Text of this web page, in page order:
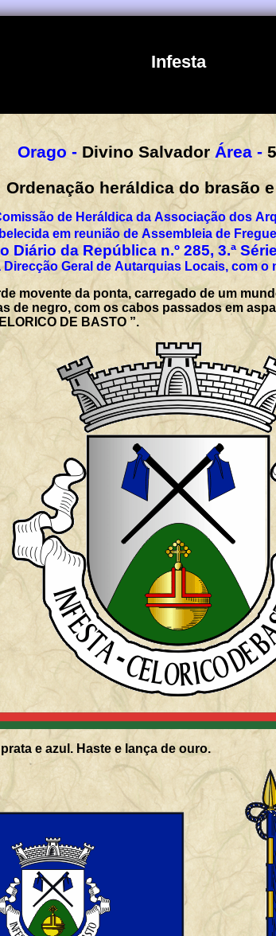
Infesta
Orago - Divino Salvador Área -
Ordenação heráldica do brasão
de Heráldica da Associação dos
em reunião de Assembleia de
Diário da República n.º 285, 3.ª
Geral de Autarquias Locais, com o
movente da ponta, carregado de um
de negro, com os cabos passados em
DE BASTO ”.
e azul. Haste e lança de ouro.